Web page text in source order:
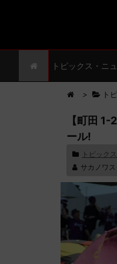
トピックス・ニ
> ト
【町田
ール!
トピック
サカノワス